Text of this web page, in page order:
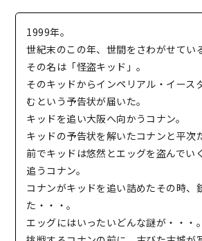
1999年。
世紀末のこの年、世間をさわがせてい
その名は「怪盗キッド」。
そのキッドからインペリアル・イース
むという予告状が届いた。
キッドを追い大阪へ向かうコナン。
キッドの予告状を解いたコナンと平次
前でキッドは悠然とエッグを盗んでいく
追うコナン。
コナンがキッドを追い詰めたその時、
た・・・。
エッグにはいったいどんな謎が・・・。